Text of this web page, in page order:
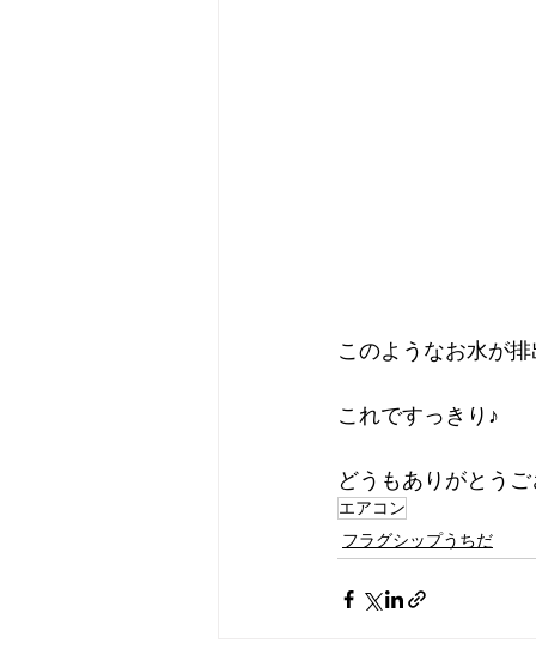
このようなお水が
これですっきり♪
どうもありがとう
エアコン
フラグシップうちだ